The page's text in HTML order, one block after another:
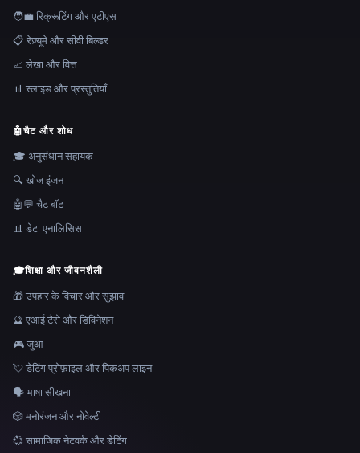
🧑‍💼 रिक्रूटिंग और एटीएस
📋 रेज़्यूमे और सीवी बिल्डर
📈 लेखा और वित्त
📊 स्लाइड और प्रस्तुतियाँ
🤖चैट और शोध
🎓 अनुसंधान सहायक
🔍 खोज इंजन
🤖💬 चैट बॉट
📊 डेटा एनालिसिस
🎓शिक्षा और जीवनशैली
🎁 उपहार के विचार और सुझाव
🔮 एआई टैरो और डिविनेशन
🎮 जुआ
💘 डेटिंग प्रोफ़ाइल और पिकअप लाइन
🗣️ भाषा सीखना
🎲 मनोरंजन और नोवेल्टी
💞 सामाजिक नेटवर्क और डेटिंग